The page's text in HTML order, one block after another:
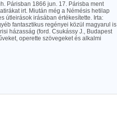
Párisban 1866 jun. 17. Párisba ment
irt. Miután még a Némésis hetilap
útleirások irásában értékesítette. Irta:
fantasztikus regényei közül magyarul is
házasság (ford. Csukássy J., Budapest
operette szövegeket és alkalmi